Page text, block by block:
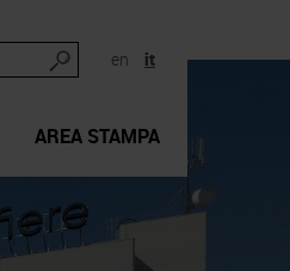
en it
AREA STAMPA